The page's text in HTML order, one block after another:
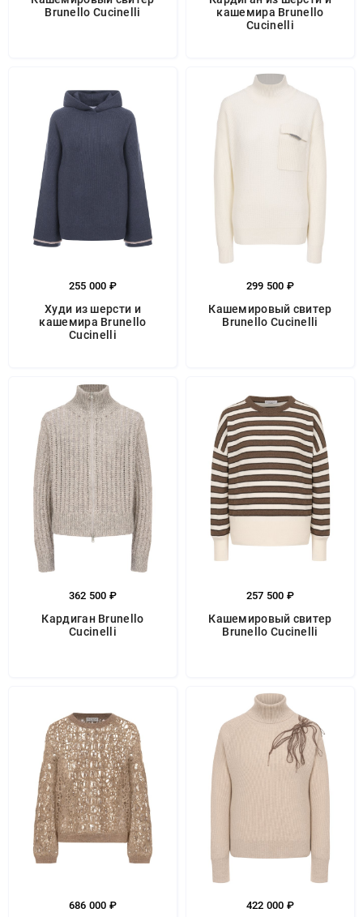
Brunello Cucinelli
кашемира Brunello
Cucinelli
255 000 ₽
Худи из шерсти и
кашемира Brunello
Cucinelli
299 500 ₽
Кашемировый свитер
Brunello Cucinelli
362 500 ₽
Кардиган Brunello
Cucinelli
257 500 ₽
Кашемировый свитер
Brunello Cucinelli
686 000 ₽ 422 000 ₽